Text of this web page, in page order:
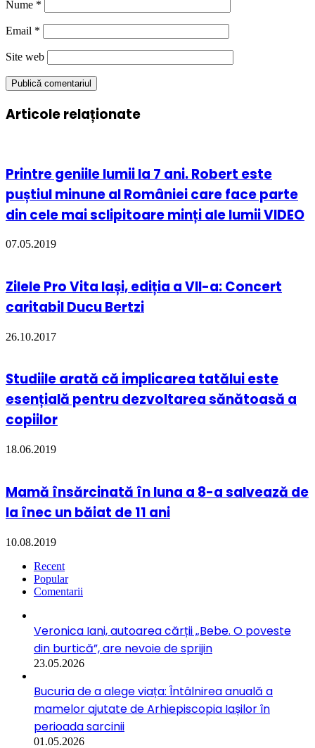
Nume *
Email *
Site web
Articole relaționate
Printre geniile lumii la 7 ani. Robert este
puștiul minune al României care face parte
din cele mai sclipitoare minți ale lumii VIDEO
07.05.2019
Zilele Pro Vita Iași, ediția a VII-a: Concert
caritabil Ducu Bertzi
26.10.2017
Studiile arată că implicarea tatălui este
esențială pentru dezvoltarea sănătoasă a
copiilor
18.06.2019
Mamă însărcinată în luna a 8-a salvează de
la înec un băiat de 11 ani
10.08.2019
Recent
Popular
Comentarii
Veronica Iani, autoarea cărții „Bebe. O poveste
din burtică”, are nevoie de sprijin
23.05.2026
Bucuria de a alege viața: Întâlnirea anuală a
mamelor ajutate de Arhiepiscopia Iașilor în
perioada sarcinii
01.05.2026